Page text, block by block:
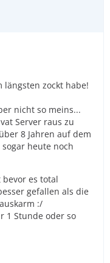
längsten zockt habe!
nicht so meins...
Server raus zu
8 Jahren auf dem
heute noch
bevor es total
gefallen als die
:/
1 Stunde oder so